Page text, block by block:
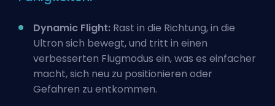
Dynamic Flight: Rast in die Richtung, in die
Ultron sich bewegt, und tritt in einen
verbesserten Flugmodus ein, was es einfacher
macht, sich neu zu positionieren oder
Gefahren zu entkommen.